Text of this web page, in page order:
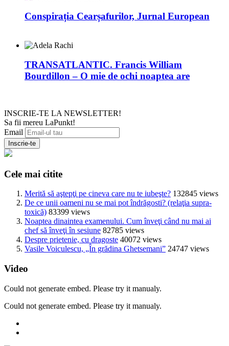
Conspirația Cearșafurilor, Jurnal European
TRANSATLANTIC. Francis William
Bourdillon – O mie de ochi noaptea are
INSCRIE-TE LA NEWSLETTER!
Sa fii mereu LaPunkt!
Email
Cele mai citite
Merită să aştepţi pe cineva care nu te iubeşte? 132845 views
De ce unii oameni nu se mai pot îndrăgosti? (relaţia supra-
toxică) 83399 views
Noaptea dinaintea examenului. Cum înveţi când nu mai ai
chef să înveţi în sesiune 82785 views
Despre prietenie, cu dragoste 40072 views
Vasile Voiculescu, „În grădina Ghetsemani” 24747 views
Video
Could not generate embed. Please try it manualy.
Could not generate embed. Please try it manualy.